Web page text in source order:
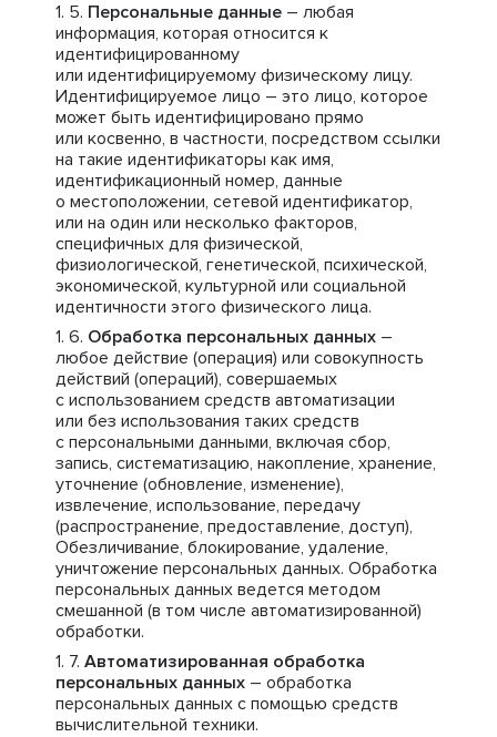
Персональные данные – любая
информация, которая относится к
идентифицированному
или идентифицируемому физическому лицу.
Идентифицируемое лицо – это лицо, которое
может быть идентифицировано прямо
или косвенно, в частности, посредством ссылки
на такие идентификаторы как имя,
идентификационный номер, данные
о местоположении, сетевой идентификатор,
или на один или несколько факторов,
специфичных для физической,
физиологической, генетической, психической,
экономической, культурной или социальной
идентичности этого физического лица.
Обработка персональных данных –
любое действие (операция) или совокупность
действий (операций), совершаемых
с использованием средств автоматизации
или без использования таких средств
с персональными данными, включая сбор,
запись, систематизацию, накопление, хранение,
уточнение (обновление, изменение),
извлечение, использование, передачу
(распространение, предоставление, доступ),
Обезличивание, блокирование, удаление,
уничтожение персональных данных. Обработка
персональных данных ведется методом
смешанной (в том числе автоматизированной)
обработки.
Автоматизированная обработка
персональных данных – обработка
персональных данных с помощью средств
вычислительной техники.